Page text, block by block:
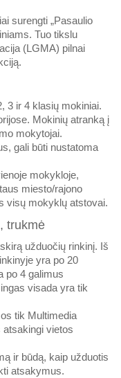
surengti ­­„Pasaulio
Tuo tikslu
(LGMA) pilnai
3 ir 4 klasių mokiniai.
Mokinių atranką į
mokytojai.
gali būti nustatoma
mokykloje,
miesto/rajono
visų mokyklų atstovai.
trukmė
užduočių rinkinį. Iš
yra po 20
po 4 galimus
visada yra tik
tik Multimedia
vietos
ir būdą, kaip užduotis
atsakymus.